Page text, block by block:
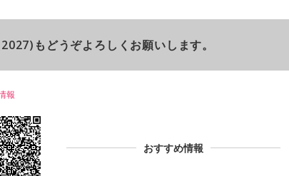
もどうぞよろしくお願いします。
報
おすすめ情報